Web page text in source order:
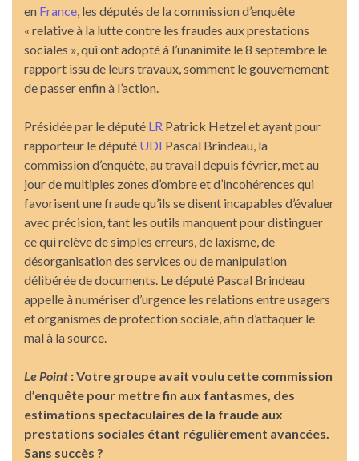
en France, les députés de la commission d’enquête
« relative à la lutte contre les fraudes aux prestations
sociales », qui ont adopté à l’unanimité le 8 septembre le
rapport issu de leurs travaux, somment le gouvernement
de passer enfin à l’action.
Présidée par le député LR Patrick Hetzel et ayant pour
rapporteur le député UDI Pascal Brindeau, la
commission d’enquête, au travail depuis février, met au
jour de multiples zones d’ombre et d’incohérences qui
favorisent une fraude qu’ils se disent incapables d’évaluer
avec précision, tant les outils manquent pour distinguer
ce qui relève de simples erreurs, de laxisme, de
désorganisation des services ou de manipulation
délibérée de documents. Le député Pascal Brindeau
appelle à numériser d’urgence les relations entre usagers
et organismes de protection sociale, afin d’attaquer le
mal à la source.
Le Point : Votre groupe avait voulu cette commission
d’enquête pour mettre fin aux fantasmes, des
estimations spectaculaires de la fraude aux
prestations sociales étant régulièrement avancées.
Sans succès ?